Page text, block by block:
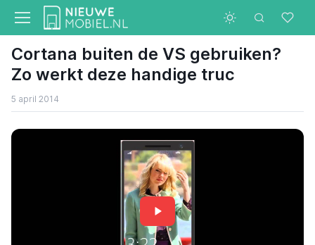
Cortana buiten de VS gebruiken?
Zo werkt deze handige truc
5 april 2014